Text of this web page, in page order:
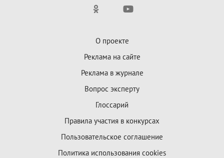
О проекте
Реклама на сайте
Реклама в журнале
Вопрос эксперту
Глоссарий
Правила участия в конкурсах
Пользовательское соглашение
Политика использования cookies